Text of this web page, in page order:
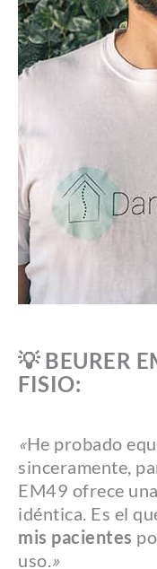
💡 BEURER
FISIO:
«He probado
sinceramente,
EM49 ofrece
idéntica. Es el
mis pacientes
uso.»